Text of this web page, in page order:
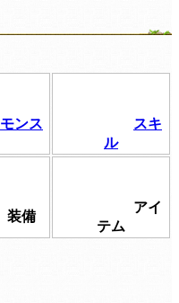
モンス
スキ
ル
装備
アイ
テム